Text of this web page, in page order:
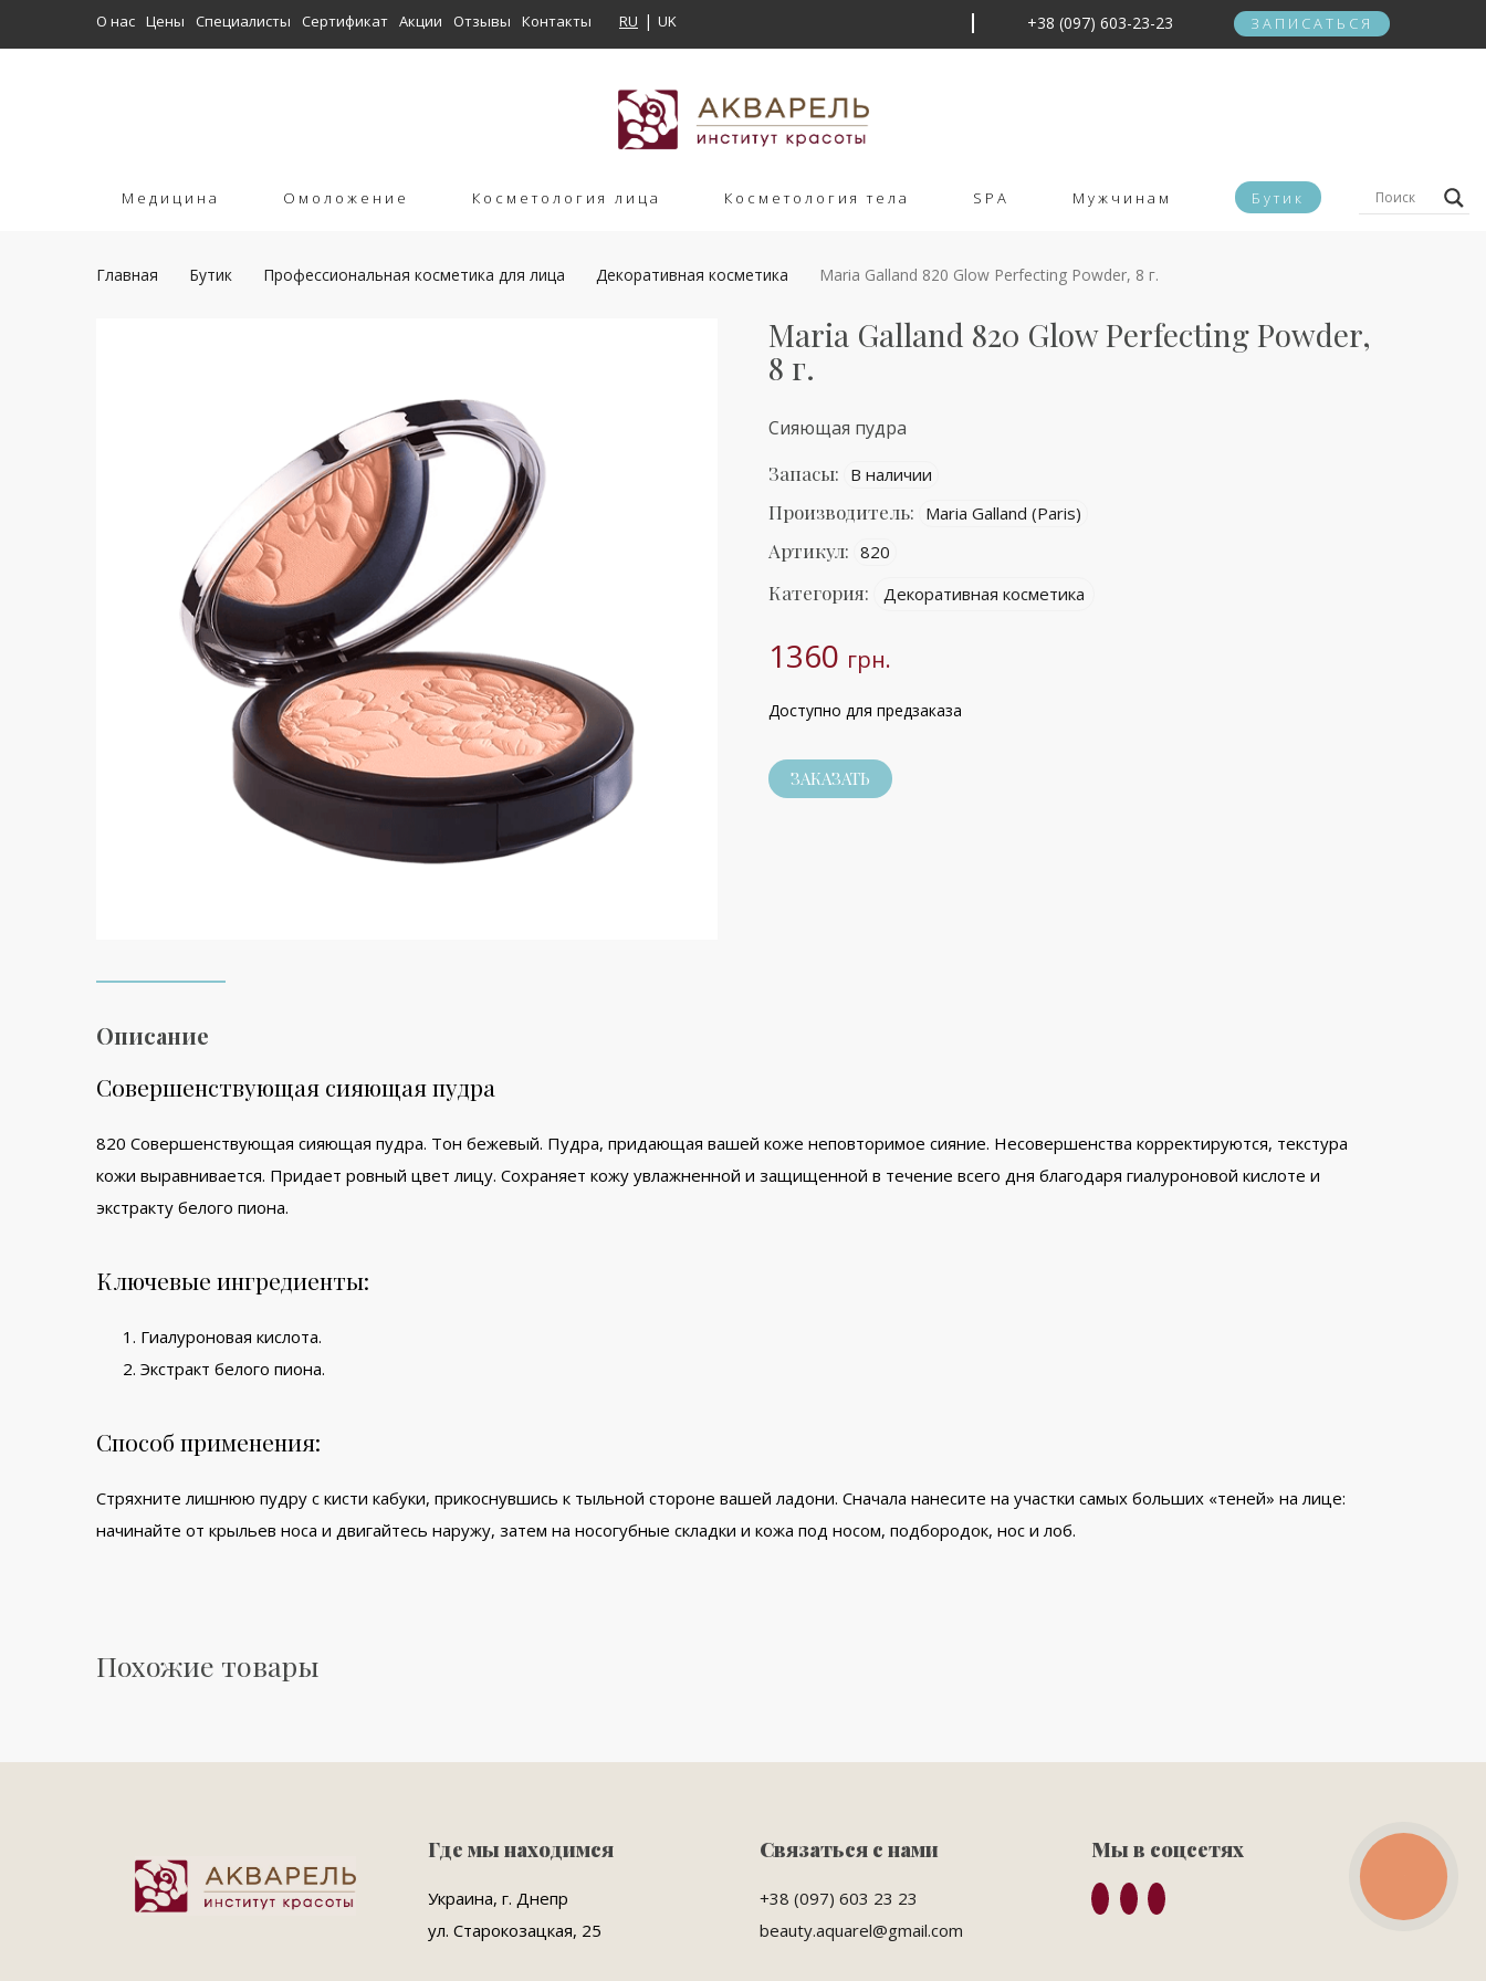
О нас Цены Специалисты Сертификат Акции Отзывы Контакты RU UK +38 (097) 603-23-23 ЗАПИСАТЬСЯ
Медицина Омоложение Косметология лица Косметология тела SPA Мужчинам Бутик
Главная Бутик Профессиональная косметика для лица Декоративная косметика Maria Galland 820 Glow Perfecting Powder, 8 г.
Maria Galland 820 Glow Perfecting Powder,
8 г.
Сияющая пудра
Запасы: В наличии
Производитель: Maria Galland (Paris)
Артикул: 820
Категория: Декоративная косметика
1360 грн.
Доступно для предзаказа
ЗАКАЗАТЬ
Описание
Совершенствующая сияющая пудра
820 Совершенствующая сияющая пудра. Тон бежевый. Пудра, придающая вашей коже неповторимое сияние. Несовершенства корректируются, текстура
кожи выравнивается. Придает ровный цвет лицу. Сохраняет кожу увлажненной и защищенной в течение всего дня благодаря гиалуроновой кислоте и
экстракту белого пиона.
Ключевые ингредиенты:
Гиалуроновая кислота.
Экстракт белого пиона.
Способ применения:
Стряхните лишнюю пудру с кисти кабуки, прикоснувшись к тыльной стороне вашей ладони. Сначала нанесите на участки самых больших «теней» на лице:
начинайте от крыльев носа и двигайтесь наружу, затем на носогубные складки и кожа под носом, подбородок, нос и лоб.
Похожие товары
Где мы находимся
Украина, г. Днепр
ул. Старокозацкая, 25
Связаться с нами
+38 (097) 603 23 23
beauty.aquarel@gmail.com
Мы в соцсетях